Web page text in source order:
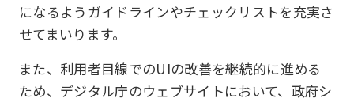
になるようガイドラインやチェックリストを充実さ
せてまいります。
また、利用者目線でのUIの改善を継続的に進める
ため、デジタル庁のウェブサイトにおいて、政府シ